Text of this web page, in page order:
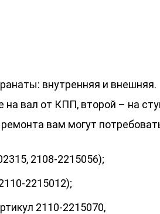
внутренняя и внешняя.
вал от КПП, второй – на
вам могут
2108-2215056);
2215012);
2110-2215070,